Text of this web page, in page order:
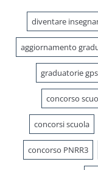
diventare
aggiornamento
graduatorie gps
concorso
concorsi scuola
concorso PNRR3